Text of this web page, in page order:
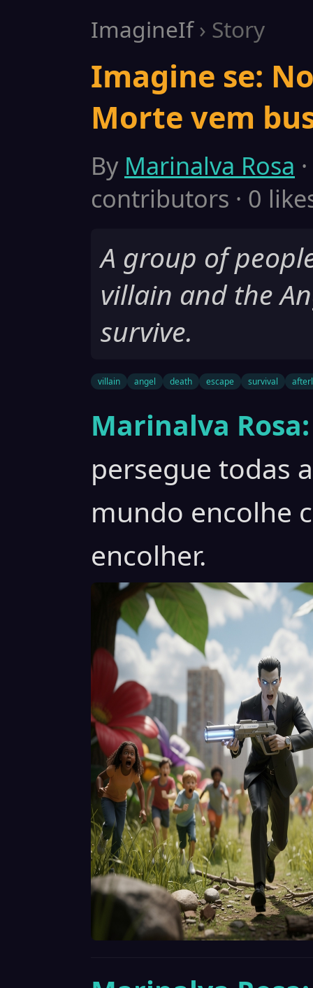
ImagineIf› Story
Imagine se:
Morte vem
By Marinalva Rosa
contributors · 0
A group of
villain and the
survive.
villain angel death escape survival
Marinalva Rosa:
persegue todas
mundo encolhe
encolher.